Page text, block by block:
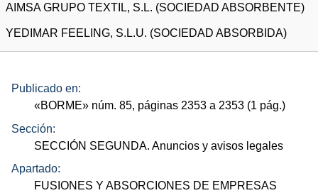
AIMSA GRUPO TEXTIL, S.L. (SOCIEDAD ABSORBENTE)
YEDIMAR FEELING, S.L.U. (SOCIEDAD ABSORBIDA)
Publicado en:
«BORME» núm. 85, páginas 2353 a 2353 (1 pág.)
Sección:
SECCIÓN SEGUNDA. Anuncios y avisos legales
Apartado:
FUSIONES Y ABSORCIONES DE EMPRESAS